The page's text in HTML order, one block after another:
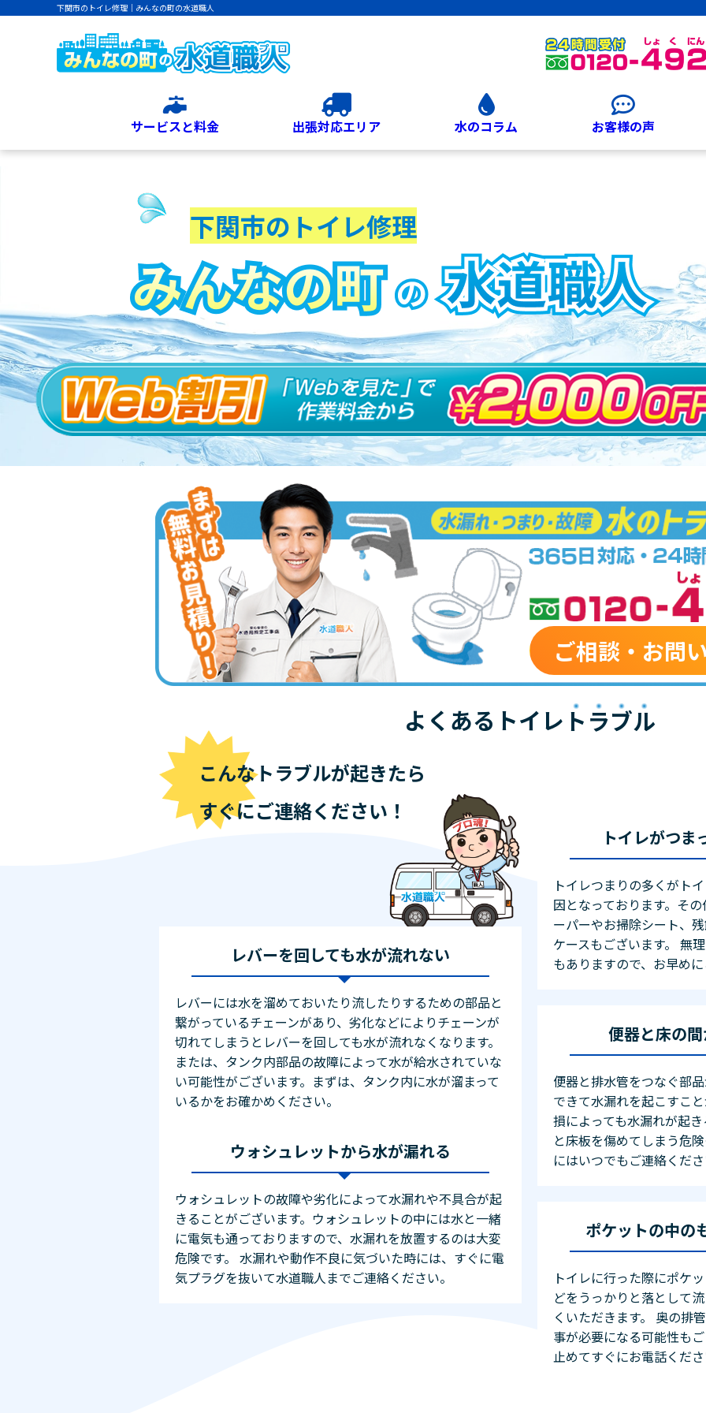
下関市のトイレ修理｜みんなの町の水道職人
サービスと料金 出張対応エリア 水のコラム お客様の声
下関市のトイレ修理
ご相談・お問
よくあるトイレ トラブル
こんなトラブルが起きたら
すぐにご連絡ください！
トイレがつま
トイレつまりの多くがト
因となっております。そ
ーパーやお掃除シート、
ケースもございます。 無
もありますので、お早め
レバーを回しても水が流れない
レバーには水を溜めておいたり流したりするための部品と
繋がっているチェーンがあり、劣化などによりチェーンが
切れてしまうとレバーを回しても水が流れなくなります。
または、タンク内部品の故障によって水が給水されていな
い可能性がございます。まずは、タンク内に水が溜まって
いるかをお確かめください。
便器と床の
便器と排水管をつなぐ部
できて水漏れを起こすこ
損によっても水漏れが起
と床板を傷めてしまう危
にはいつでもご連絡くだ
ウォシュレットから水が漏れる
ウォシュレットの故障や劣化によって水漏れや不具合が起
きることがございます。ウォシュレットの中には水と一緒
に電気も通っておりますので、水漏れを放置するのは大変
危険です。 水漏れや動作不良に気づいた時には、すぐに電
気プラグを抜いて水道職人までご連絡ください。
ポケットの中の
トイレに行った際にポケ
どをうっかりと落として
くいただきます。 奥の排
事が必要になる可能性も
止めてすぐにお電話くだ